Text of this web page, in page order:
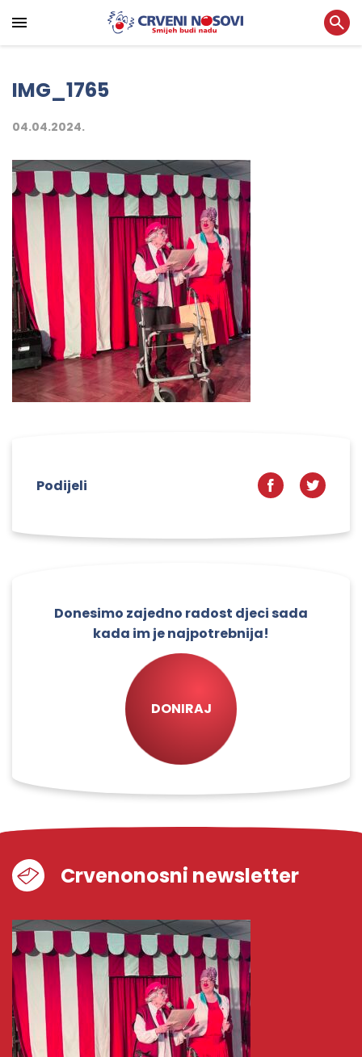
IMG_1765
04.04.2024.
Podijeli
Donesimo zajedno radost djeci sada
kada im je najpotrebnija!
DONIRAJ
Crvenonosni newsletter